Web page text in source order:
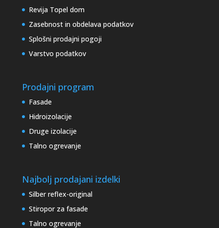
Revija Topel dom
Zasebnost in obdelava podatkov
Splošni prodajni pogoji
Varstvo podatkov
Prodajni program
Fasade
Hidroizolacije
Druge izolacije
Talno ogrevanje
Najbolj prodajani izdelki
Silber reflex-original
Stiropor za fasade
Talno ogrevanje